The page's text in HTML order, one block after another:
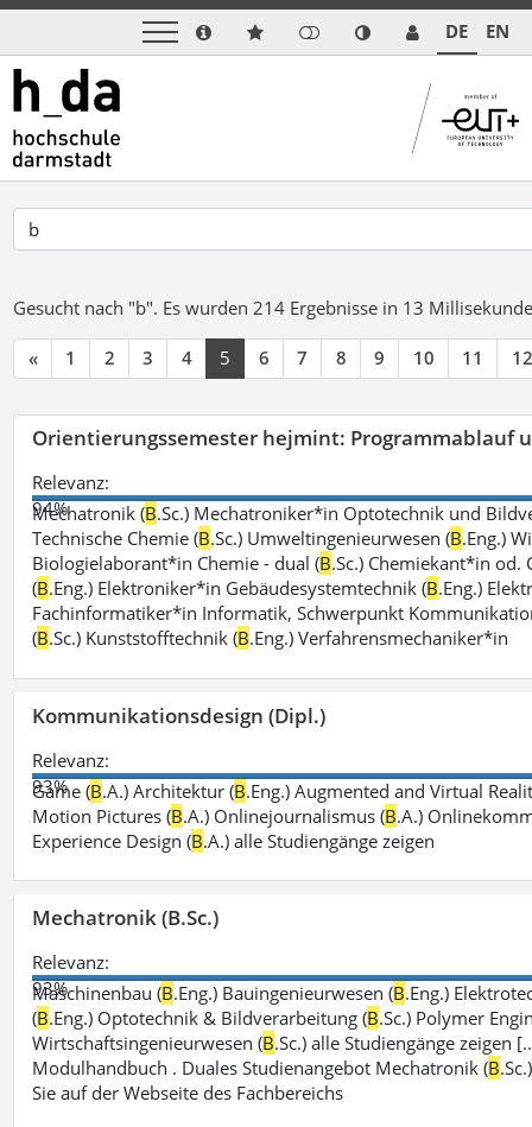
DE EN
Gesucht nach "b". Es wurden 214 Ergebnisse in 13
« 1 2 3 4 5 6 7 8 9 10 11 12
Orientierungssemester hejmint: Programmablauf
Relevanz:
94%
Mechatronik (B.Sc.) Mechatroniker*in Optotechnik und
Technische Chemie (B.Sc.) Umweltingenieurwesen (B.Eng.)
Biologielaborant*in Chemie - dual (B.Sc.) Chemiekant*in
(B.Eng.) Elektroniker*in Gebäudesystemtechnik (B.Eng.)
Fachinformatiker*in Informatik, Schwerpunkt
(B.Sc.) Kunststofftechnik (B.Eng.) Verfahrensmechaniker*in
Kommunikationsdesign (Dipl.)
Relevanz:
93%
Game (B.A.) Architektur (B.Eng.) Augmented and Virtual
Motion Pictures (B.A.) Onlinejournalismus (B.A.)
Experience Design (B.A.) alle Studiengänge zeigen
Mechatronik (B.Sc.)
Relevanz:
93%
Maschinenbau (B.Eng.) Bauingenieurwesen (B.Eng.)
(B.Eng.) Optotechnik & Bildverarbeitung (B.Sc.) Polymer
Wirtschaftsingenieurwesen (B.Sc.) alle Studiengänge zeigen
Modulhandbuch . Duales Studienangebot Mechatronik (B
Sie auf der Webseite des Fachbereichs